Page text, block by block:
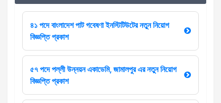
৪১ পদে বাংলাদেশ পাট গবেষণা ইনস্টিটিউটের নতুন নিয়োগ
বিজ্ঞপ্তি প্রকাশ
৫৭ পদে পল্লী উন্নয়ন একাডেমি, জামালপুর এর নতুন নিয়োগ
বিজ্ঞপ্তি প্রকাশ